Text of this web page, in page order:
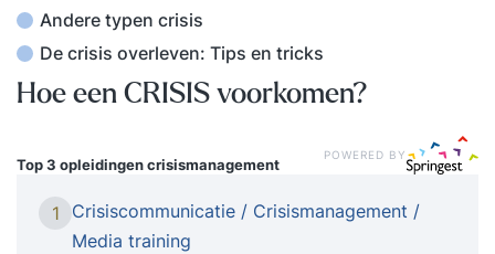
Andere typen crisis
De crisis overleven: Tips en tricks
Hoe een CRISIS voorkomen?
Top 3 opleidingencrisismanagement
POWERED BY
1
Crisiscommunicatie / Crisismanagement /
Media training